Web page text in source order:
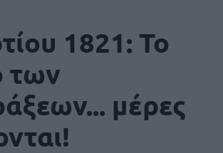
1821: Το
των
μέρες